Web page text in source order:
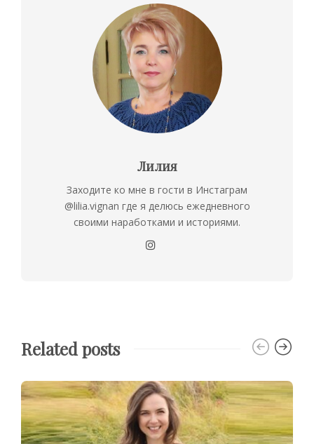
Лилия
Заходите ко мне в гости в Инстаграм
@lilia.vignan где я делюсь ежедневного
своими наработками и историями.
Related posts